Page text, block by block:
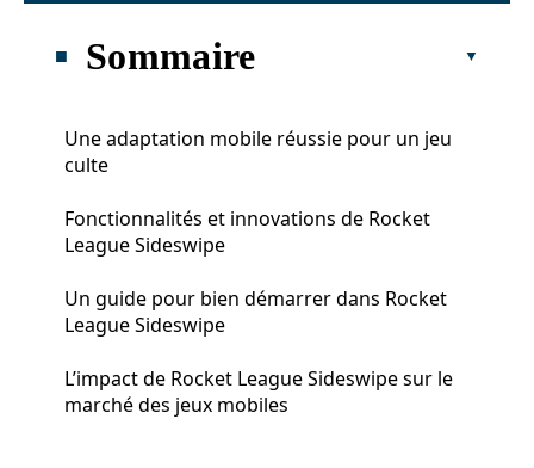
Sommaire
Une adaptation mobile réussie pour un jeu
culte
Fonctionnalités et innovations de Rocket
League Sideswipe
Un guide pour bien démarrer dans Rocket
League Sideswipe
L’impact de Rocket League Sideswipe sur le
marché des jeux mobiles